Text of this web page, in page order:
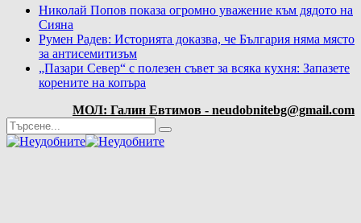
Николай Попов показа огромно уважение към дядото на
Сияна
Румен Радев: Историята доказва, че България няма място
за антисемитизъм
„Пазари Север“ с полезен съвет за всяка кухня: Запазете
корените на копъра
МОЛ: Галин Евтимов - neudobnitebg@gmail.com